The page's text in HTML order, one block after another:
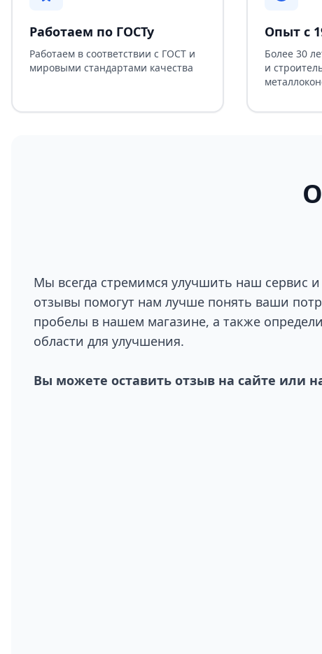
Работаем по ГОСТу
Работаем в соответствии с ГОСТ и
мировыми стандартами качества
Опыт с
Более 30
и
Мы всегда стремимся улучшить наш сервис
отзывы помогут нам лучше понять ваши
пробелы в нашем магазине, а также
области для улучшения.
Вы можете оставить отзыв на сайте или